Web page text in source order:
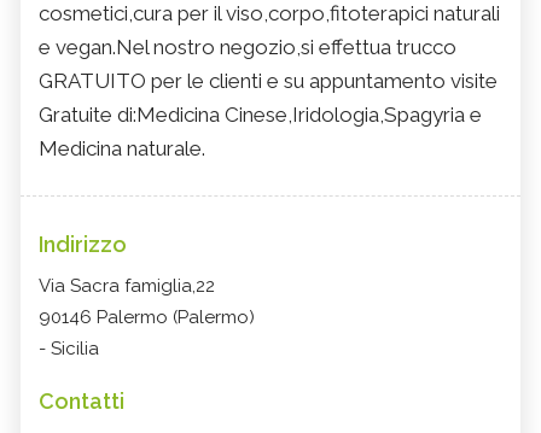
cosmetici,cura per il viso,corpo,fitoterapici naturali
e vegan.Nel nostro negozio,si effettua trucco
GRATUITO per le clienti e su appuntamento visite
Gratuite di:Medicina Cinese,Iridologia,Spagyria e
Medicina naturale.
Indirizzo
Via Sacra famiglia,22
90146 Palermo (Palermo)
- Sicilia
Contatti